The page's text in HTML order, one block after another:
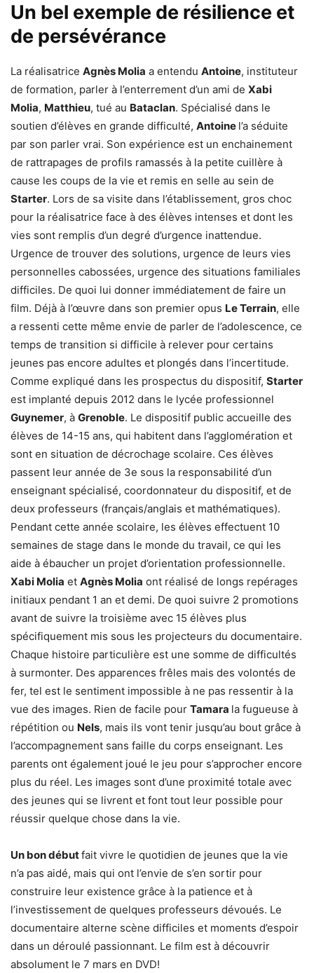
Un bel exemple de résilience et
de persévérance
La réalisatrice Agnès Molia a entendu Antoine, instituteur
de formation, parler à l’enterrement d’un ami de Xabi
Molia, Matthieu, tué au Bataclan. Spécialisé dans le
soutien d’élèves en grande difficulté, Antoine l’a séduite
par son parler vrai. Son expérience est un enchainement
de rattrapages de profils ramassés à la petite cuillère à
cause les coups de la vie et remis en selle au sein de
Starter. Lors de sa visite dans l’établissement, gros choc
pour la réalisatrice face à des élèves intenses et dont les
vies sont remplis d’un degré d’urgence inattendue.
Urgence de trouver des solutions, urgence de leurs vies
personnelles cabossées, urgence des situations familiales
difficiles. De quoi lui donner immédiatement de faire un
film. Déjà à l’œuvre dans son premier opus Le Terrain, elle
a ressenti cette même envie de parler de l’adolescence, ce
temps de transition si difficile à relever pour certains
jeunes pas encore adultes et plongés dans l’incertitude.
Comme expliqué dans les prospectus du dispositif, Starter
est implanté depuis 2012 dans le lycée professionnel
Guynemer, à Grenoble. Le dispositif public accueille des
élèves de 14-15 ans, qui habitent dans l’agglomération et
sont en situation de décrochage scolaire. Ces élèves
passent leur année de 3e sous la responsabilité d’un
enseignant spécialisé, coordonnateur du dispositif, et de
deux professeurs (français/anglais et mathématiques).
Pendant cette année scolaire, les élèves effectuent 10
semaines de stage dans le monde du travail, ce qui les
aide à ébaucher un projet d’orientation professionnelle.
Xabi Molia et Agnès Molia ont réalisé de longs repérages
initiaux pendant 1 an et demi. De quoi suivre 2 promotions
avant de suivre la troisième avec 15 élèves plus
spécifiquement mis sous les projecteurs du documentaire.
Chaque histoire particulière est une somme de difficultés
à surmonter. Des apparences frêles mais des volontés de
fer, tel est le sentiment impossible à ne pas ressentir à la
vue des images. Rien de facile pour Tamara la fugueuse à
répétition ou Nels, mais ils vont tenir jusqu’au bout grâce à
l’accompagnement sans faille du corps enseignant. Les
parents ont également joué le jeu pour s’approcher encore
plus du réel. Les images sont d’une proximité totale avec
des jeunes qui se livrent et font tout leur possible pour
réussir quelque chose dans la vie.
Un bon débutfait vivre le quotidien de jeunes que la vie
n’a pas aidé, mais qui ont l’envie de s’en sortir pour
construire leur existence grâce à la patience et à
l’investissement de quelques professeurs dévoués. Le
documentaire alterne scène difficiles et moments d’espoir
dans un déroulé passionnant. Le film est à découvrir
absolument le 7 mars en DVD!